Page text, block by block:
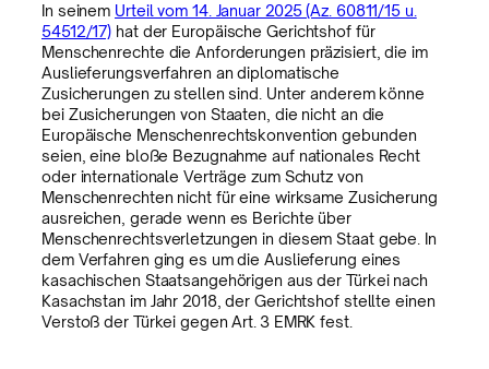
In seinem Urteil vom 14. Januar 2025 (Az. 60811/15 u.
54512/17) hat der Europäische Gerichtshof für
Menschenrechte die Anforderungen präzisiert, die im
Auslieferungsverfahren an diplomatische
Zusicherungen zu stellen sind. Unter anderem könne
bei Zusicherungen von Staaten, die nicht an die
Europäische Menschenrechtskonvention gebunden
seien, eine bloße Bezugnahme auf nationales Recht
oder internationale Verträge zum Schutz von
Menschenrechten nicht für eine wirksame Zusicherung
ausreichen, gerade wenn es Berichte über
Menschenrechtsverletzungen in diesem Staat gebe. In
dem Verfahren ging es um die Auslieferung eines
kasachischen Staatsangehörigen aus der Türkei nach
Kasachstan im Jahr 2018, der Gerichtshof stellte einen
Verstoß der Türkei gegen Art. 3 EMRK fest.